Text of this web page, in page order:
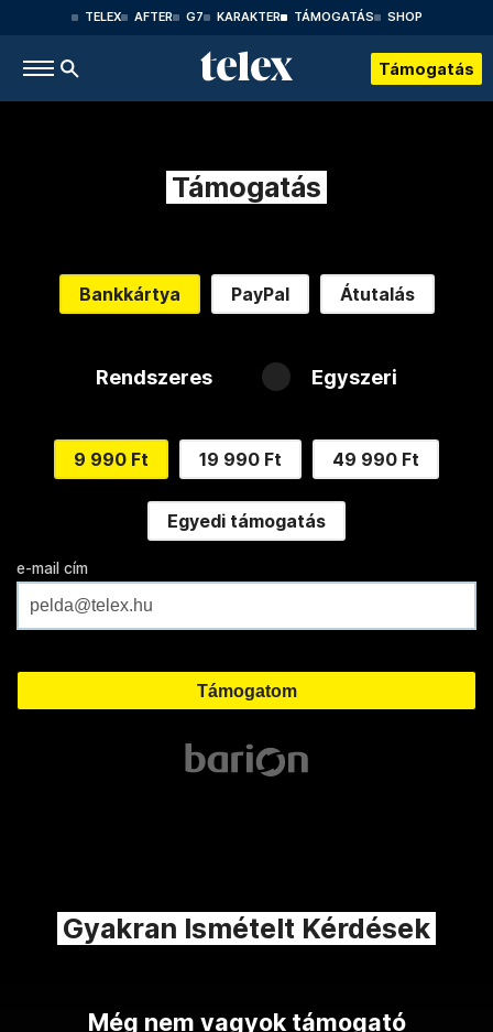
TELEX AFTER G7 KARAKTER TÁMOGATÁS SHOP
Támogatás
Támogatás
Bankkártya PayPal Átutalás
Rendszeres Egyszeri
9 990 Ft 19 990 Ft 49 990 Ft
Egyedi támogatás
e-mail cím
Gyakran Ismételt Kérdések
Még nem vagyok támogató